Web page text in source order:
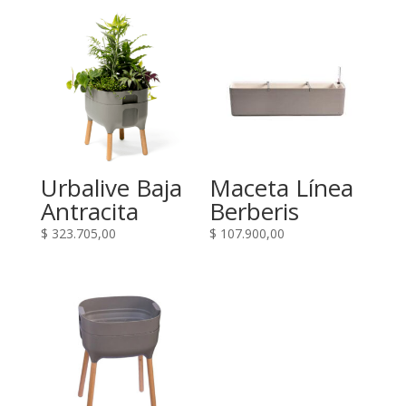
Urbalive Baja
Antracita
$ 323.705,00
Maceta Línea
Berberis
$ 107.900,00